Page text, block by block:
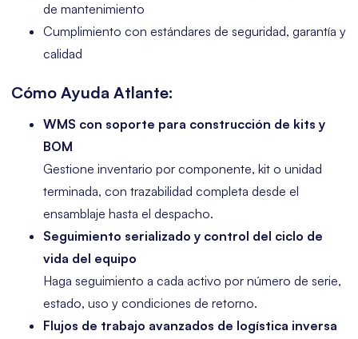
de mantenimiento
Cumplimiento con estándares de seguridad, garantía y
calidad
Cómo Ayuda Atlante:
WMS con soporte para construcción de kits y
BOM
Gestione inventario por componente, kit o unidad
terminada, con trazabilidad completa desde el
ensamblaje hasta el despacho.
Seguimiento serializado y control del ciclo de
vida del equipo
Haga seguimiento a cada activo por número de serie,
estado, uso y condiciones de retorno.
Flujos de trabajo avanzados de logística inversa